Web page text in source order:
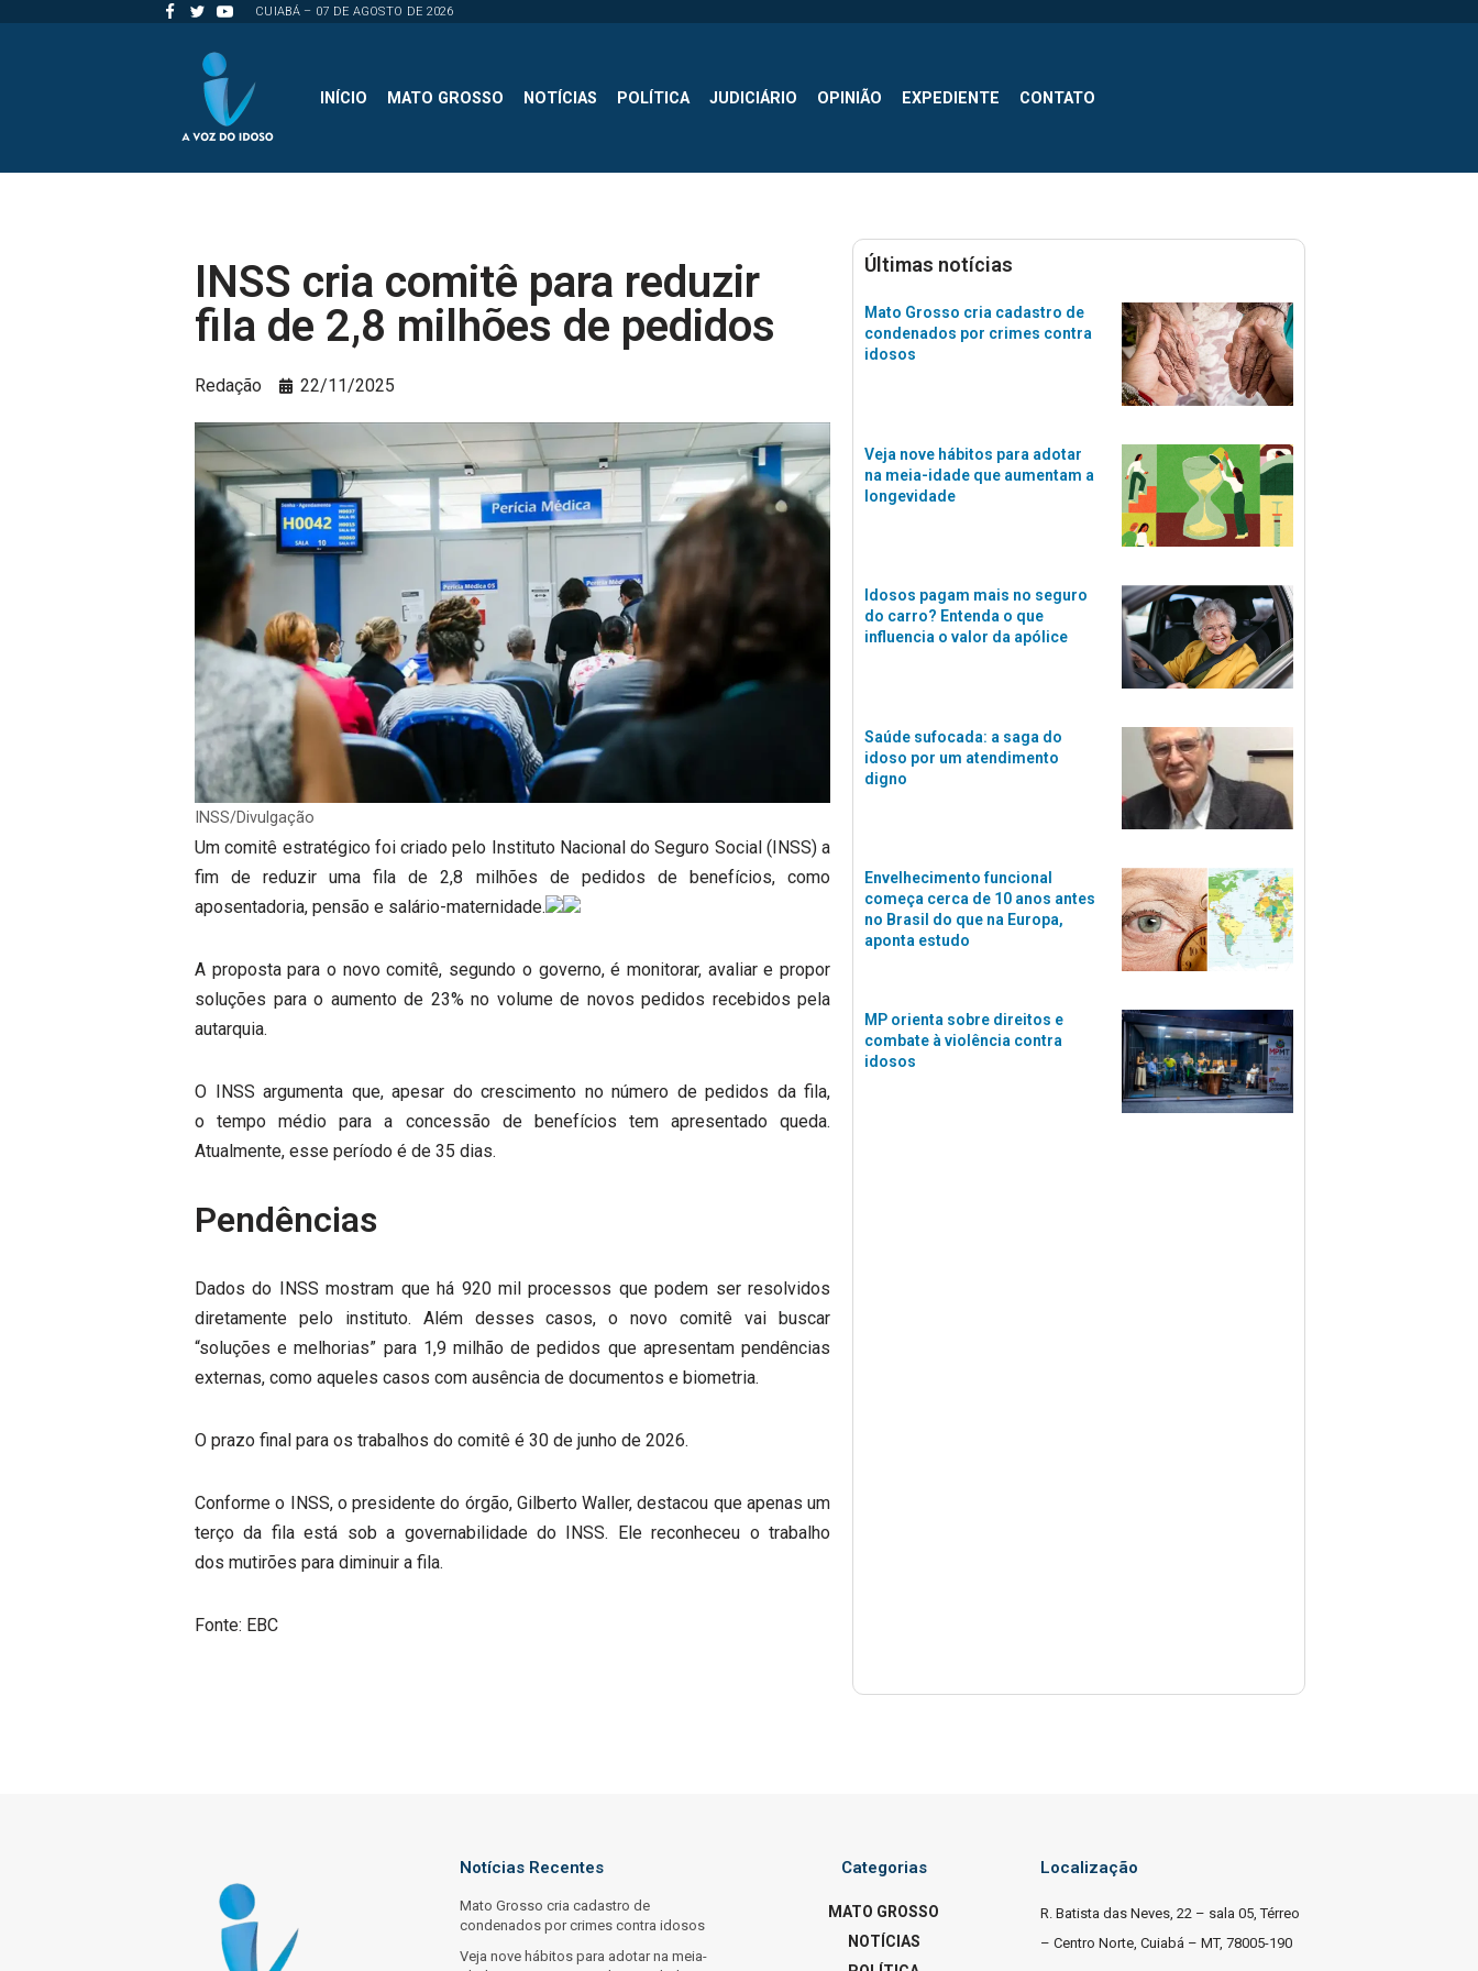
CUIABÁ – 07 DE AGOSTO DE 2026
INÍCIO MATO GROSSO NOTÍCIAS POLÍTICA JUDICIÁRIO OPINIÃO EXPEDIENTE CONTATO
INSS cria comitê para reduzir
fila de 2,8 milhões de pedidos
Redação 22/11/2025
INSS/Divulgação
Um comitê estratégico foi criado pelo Instituto Nacional do Seguro Social (INSS) a
fim de reduzir uma fila de 2,8 milhões de pedidos de benefícios, como
aposentadoria, pensão e salário-maternidade.
A proposta para o novo comitê, segundo o governo, é monitorar, avaliar e propor
soluções para o aumento de 23% no volume de novos pedidos recebidos pela
autarquia.
O INSS argumenta que, apesar do crescimento no número de pedidos da fila,
o tempo médio para a concessão de benefícios tem apresentado queda.
Atualmente, esse período é de 35 dias.
Pendências
Dados do INSS mostram que há 920 mil processos que podem ser resolvidos
diretamente pelo instituto. Além desses casos, o novo comitê vai buscar
“soluções e melhorias” para 1,9 milhão de pedidos que apresentam pendências
externas, como aqueles casos com ausência de documentos e biometria.
O prazo final para os trabalhos do comitê é 30 de junho de 2026.
Conforme o INSS, o presidente do órgão, Gilberto Waller, destacou que apenas um
terço da fila está sob a governabilidade do INSS. Ele reconheceu o trabalho
dos mutirões para diminuir a fila.
Fonte: EBC
Últimas notícias
Mato Grosso cria cadastro de
condenados por crimes contra
idosos
Veja nove hábitos para adotar
na meia-idade que aumentam a
longevidade
Idosos pagam mais no seguro
do carro? Entenda o que
influencia o valor da apólice
Saúde sufocada: a saga do
idoso por um atendimento
digno
Envelhecimento funcional
começa cerca de 10 anos antes
no Brasil do que na Europa,
aponta estudo
MP orienta sobre direitos e
combate à violência contra
idosos
Notícias Recentes
Mato Grosso cria cadastro de
condenados por crimes contra idosos
Veja nove hábitos para adotar na meia-
Categorias
MATO GROSSO
NOTÍCIAS
Localização
R. Batista das Neves, 22 – sala 05, Térreo
– Centro Norte, Cuiabá – MT, 78005-190